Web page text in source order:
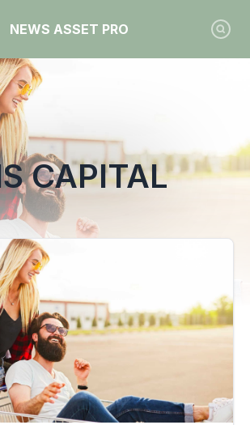
NEWS ASSET PRO
le tag "Vendis Capital"
CAPITAL